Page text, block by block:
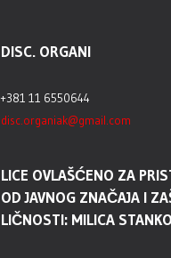
DISC. ORGANI
+381 11 6550644
disc.organiak@gmail.com
LICE OVLAŠĆENO ZA
OD JAVNOG ZNAČAJA I
LIČNOSTI: MILICA